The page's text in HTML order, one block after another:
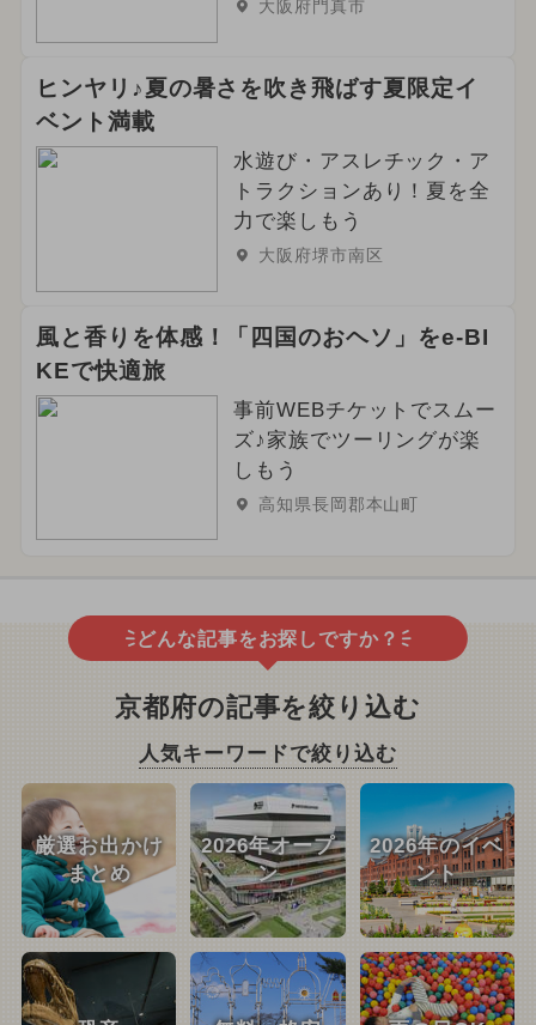
大阪府門真市
ヒンヤリ♪夏の暑さを吹き飛ばす夏限定イ
ベント満載
水遊び・アスレチック・ア
トラクションあり！夏を全
力で楽しもう
大阪府堺市南区
風と香りを体感！「四国のおヘソ」をe-BI
KEで快適旅
事前WEBチケットでスムー
ズ♪家族でツーリングが楽
しもう
高知県長岡郡本山町
どんな記事をお探しですか？
京都府の記事を絞り込む
人気キーワードで絞り込む
厳選お出かけ
まとめ
2026年オープ
ン
2026年のイベ
ント